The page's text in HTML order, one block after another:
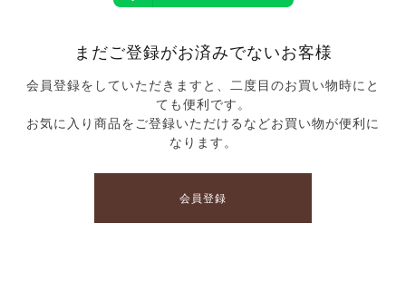
まだご登録がお済みでないお客様
会員登録をしていただきますと、二度目のお買い物時にと
ても便利です。
お気に入り商品をご登録いただけるなどお買い物が便利に
なります。
会員登録